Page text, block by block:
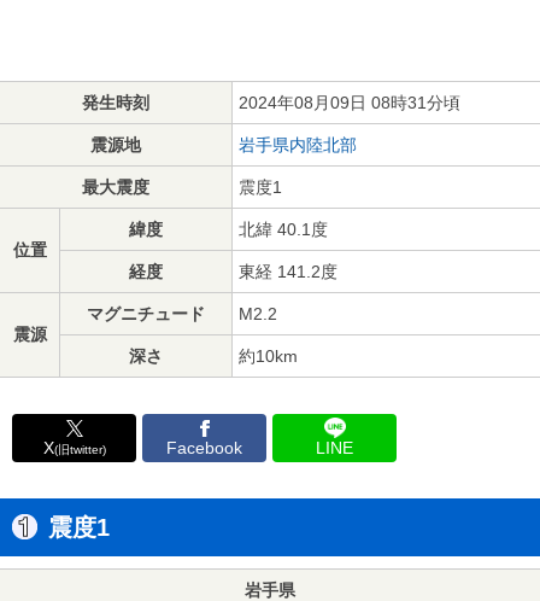
発生時刻 2024年08月09日 08時31分頃
震源地 岩手県内陸北部
最大震度 震度1
位置
緯度 北緯 40.1度
経度 東経 141.2度
震源
マグニチュード M2.2
深さ 約10km
X(旧twitter) Facebook LINE
震度1
岩手県